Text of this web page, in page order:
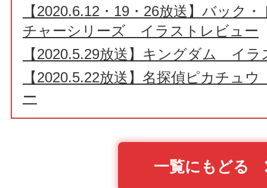
【2020.6.12・19・26放送】バック
チャーシリーズ イラストレビュー
【2020.5.29放送】キングダム イラ
【2020.5.22放送】名探偵ピカチュ
ー
一覧にもどる